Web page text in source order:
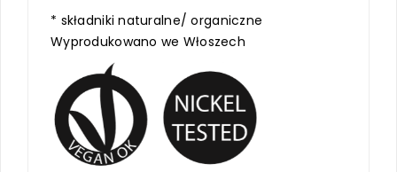
* składniki naturalne/ organiczne
Wyprodukowano we Włoszech